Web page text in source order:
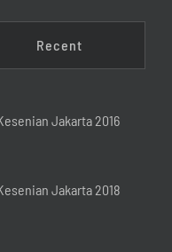
Recent
Jakarta 2016
Jakarta 2018